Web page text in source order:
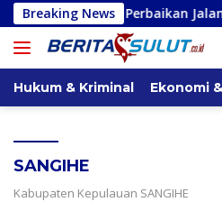
Langsung
ke
konten
Breaking News
Perbaikan Jalan Pontak-Kalait
Hukum & Kriminal Ekonomi
SANGIHE
Kabupaten Kepulauan SANGIHE